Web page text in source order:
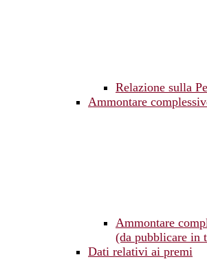
Relazione sulla
Ammontare
Ammontare
(da pubblicare in
Dati relativi ai premi